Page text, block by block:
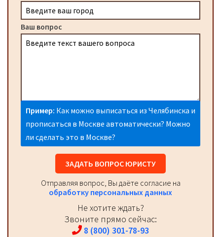
Ваш вопрос
Пример: Как можно выписаться из Челябинска и
прописаться в Москве автоматически? Можно
ли сделать это в Москве?
ЗАДАТЬ ВОПРОС ЮРИСТУ
Отправляя вопрос, Вы даёте согласие на
обработку персональных данных
Не хотите ждать?
Звоните прямо сейчас:
8 (800) 301-78-93